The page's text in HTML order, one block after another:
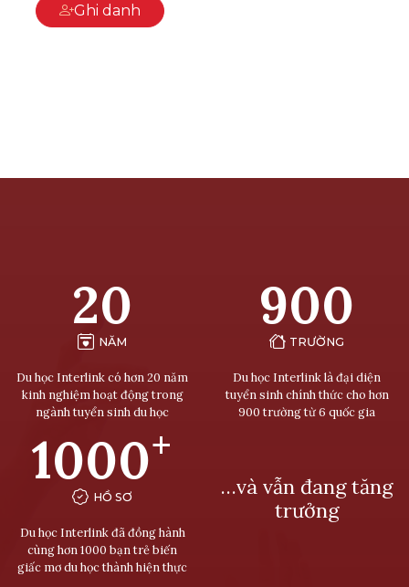
Ghi danh
20
NĂM
Du học Interlink có hơn 20 năm
kinh nghiệm hoạt động trong
ngành tuyển sinh du học
900
TRƯỜNG
Du học Interlink là đại diện
tuyển sinh chính thức cho hơn
900 trường từ 6 quốc gia
1000+
HỒ SƠ
Du học Interlink đã đồng hành
cùng hơn 1000 bạn trẻ biến
giấc mơ du học thành hiện thực
…và vẫn đang tăng
trưởng